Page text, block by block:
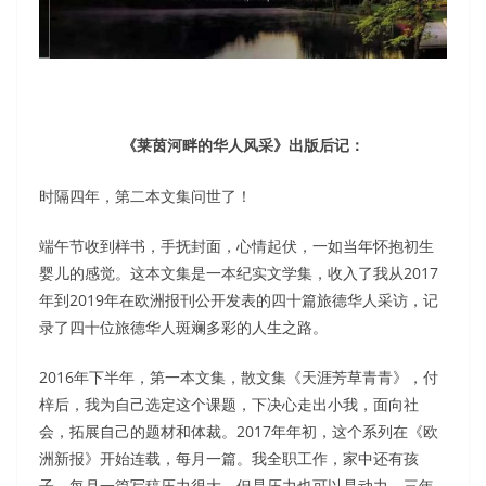
《莱茵河畔的华人风采》出版后记：
时隔四年，第二本文集问世了！
端午节收到样书，手抚封面，心情起伏，一如当年怀抱初生
婴儿的感觉。这本文集是一本纪实文学集，收入了我从2017
年到2019年在欧洲报刊公开发表的四十篇旅德华人采访，记
录了四十位旅德华人斑斓多彩的人生之路。
2016年下半年，第一本文集，散文集《天涯芳草青青》，付
梓后，我为自己选定这个课题，下决心走出小我，面向社
会，拓展自己的题材和体裁。2017年年初，这个系列在《欧
洲新报》开始连载，每月一篇。我全职工作，家中还有孩